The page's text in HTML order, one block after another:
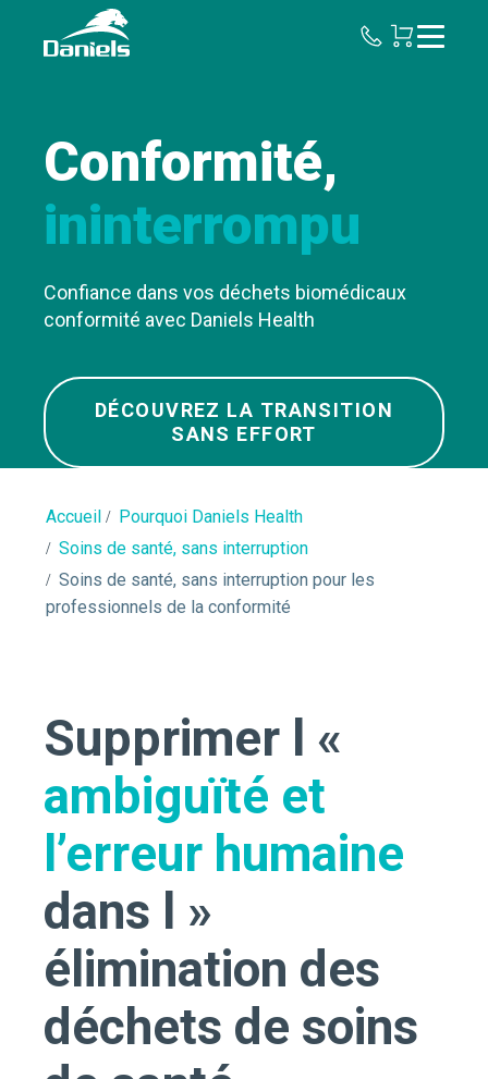
Conformité,
ininterrompu
Confiance dans vos déchets biomédicaux
conformité avec Daniels Health
DÉCOUVREZ LA TRANSITION
SANS EFFORT
Accueil
Pourquoi Daniels Health
Soins de santé, sans interruption
Soins de santé, sans interruption pour les
professionnels de la conformité
Supprimer l «
ambiguïté et
l’erreur humaine
dans l »
élimination des
déchets de soins